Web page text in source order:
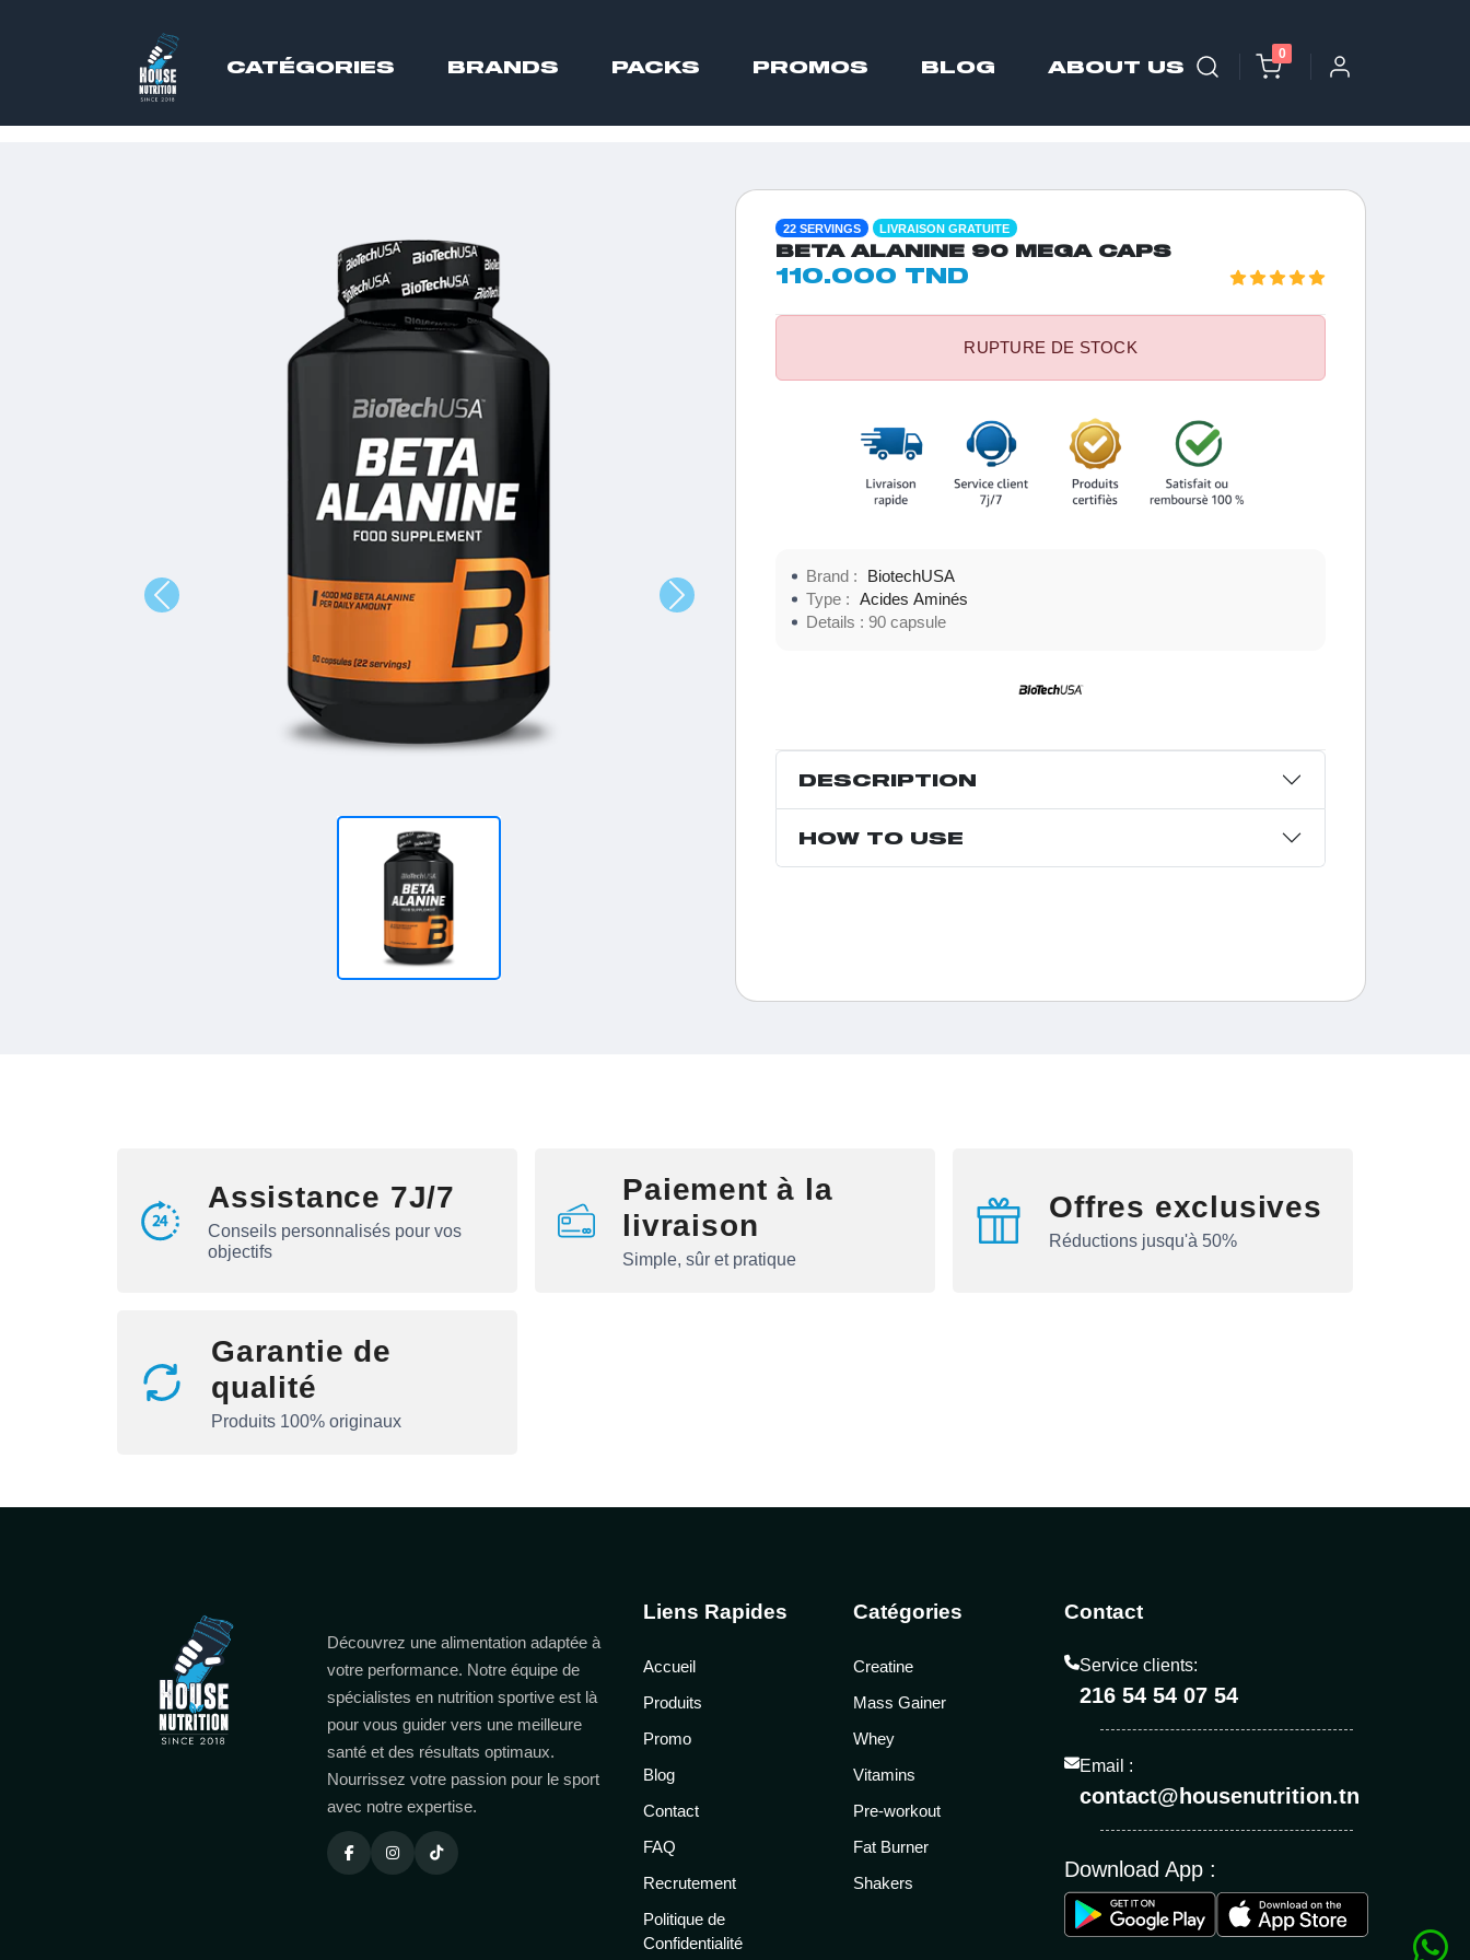
CATÉGORIES BRANDS PACKS PROMOS BLOG ABOUT US
0
22 SERVINGS LIVRAISON GRATUITE
BETA ALANINE 90 MEGA CAPS
110.000 TND
RUPTURE DE STOCK
Brand :
BiotechUSA
Type :
Acides Aminés
Details :
90 capsule
DESCRIPTION
HOW TO USE
Assistance 7J/7
Conseils personnalisés pour vos
objectifs
Paiement à la
livraison
Simple, sûr et pratique
Offres exclusives
Réductions jusqu'à 50%
Garantie de
qualité
Produits 100% originaux
Découvrez une alimentation adaptée à
votre performance. Notre équipe de
spécialistes en nutrition sportive est là
pour vous guider vers une meilleure
santé et des résultats optimaux.
Nourrissez votre passion pour le sport
avec notre expertise.
Liens Rapides
Accueil
Produits
Promo
Blog
Contact
FAQ
Recrutement
Politique de
Confidentialité
Catégories
Creatine
Mass Gainer
Whey
Vitamins
Pre-workout
Fat Burner
Shakers
Contact
Service clients:
216 54 54 07 54
Email :
contact@housenutrition.tn
Download App :